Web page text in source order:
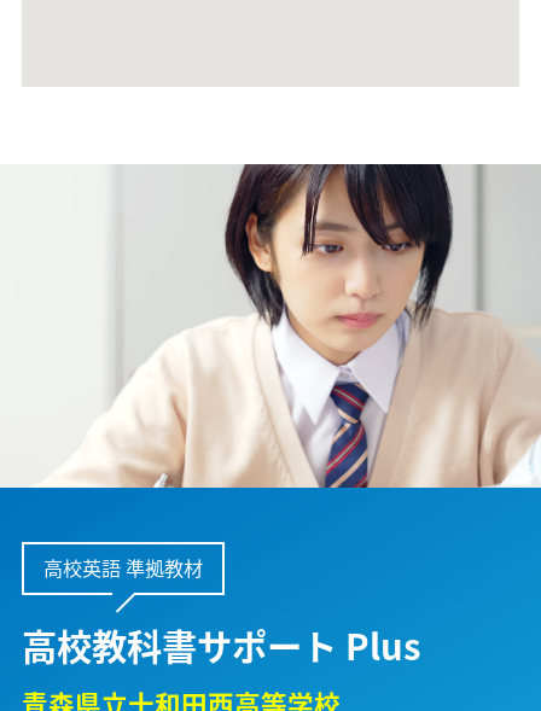
高校英語 準拠教材
高校教科書サポート Plus
青森県立十和田西高等学校